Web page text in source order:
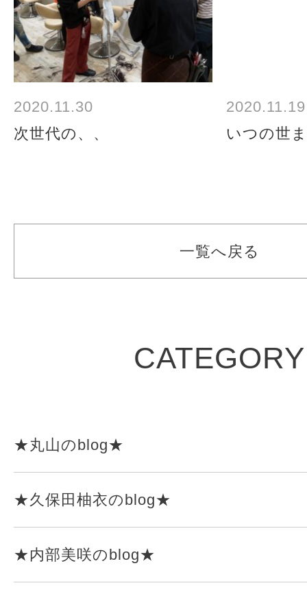
2020.11.30
次世代の、、
2020.11.19
いつの世
一覧へ戻る
CATEGORY
★丸山のblog★
★久保田柚衣のblog★
★内部美咲のblog★